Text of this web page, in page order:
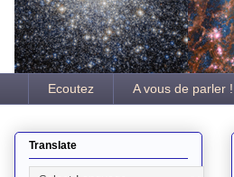
Ecoutez A vous de parler !
Translate